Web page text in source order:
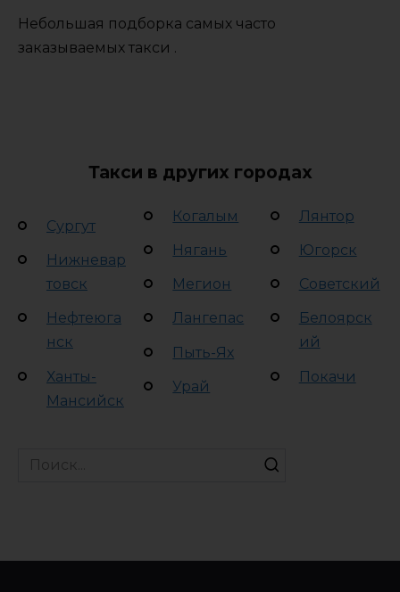
Небольшая подборка самых часто
заказываемых такси .
Такси в других городах
Сургут
Нижневар
товск
Нефтеюга
нск
Ханты-
Мансийск
Когалым
Нягань
Мегион
Лангепас
Пыть-Ях
Урай
Лянтор
Югорск
Советский
Белоярск
ий
Покачи
Search